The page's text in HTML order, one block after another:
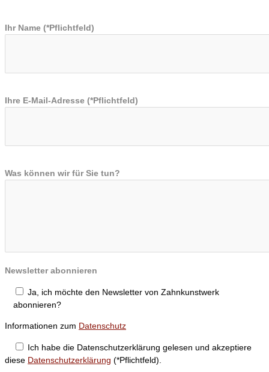
Ihr Name (*Pflichtfeld)
Ihre E-Mail-Adresse (*Pflichtfeld)
Was können wir für Sie tun?
Newsletter abonnieren
Ja, ich möchte den Newsletter von Zahnkunstwerk
abonnieren?
Informationen zum Datenschutz
Ich habe die Datenschutzerklärung gelesen und akzeptiere
diese Datenschutzerklärung (*Pflichtfeld).